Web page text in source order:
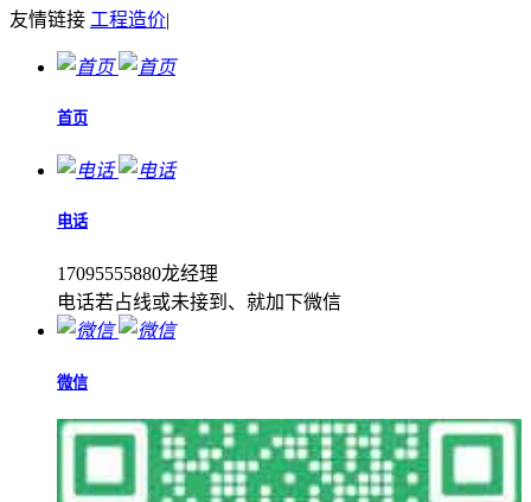
友情链接 工程造价|
首页
电话
17095555880龙经理
电话若占线或未接到、就加下微信
微信